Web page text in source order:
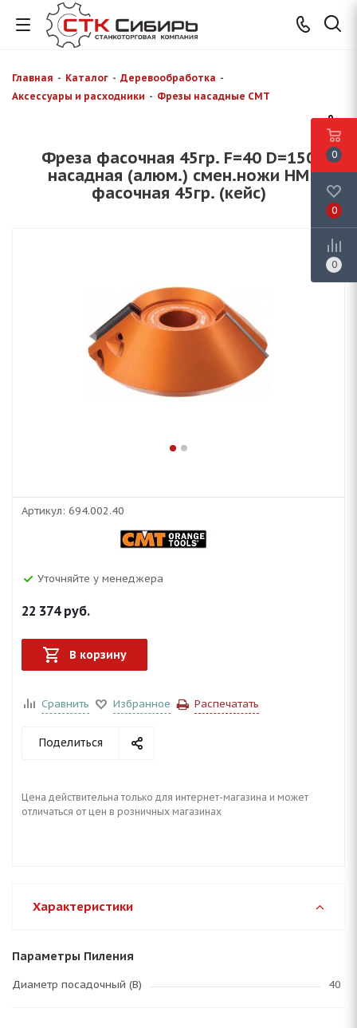
Главная - Каталог - Деревообработка -
Аксессуары и расходники - Фрезы насадные CMT
Фреза фасочная 45гр. F=40 D=150
насадная (алюм.) смен.ножи HM
фасочная 45гр. (кейс)
Артикул: 694.002.40
Уточняйте у менеджера
22 374руб.
В корзину
Сравнить Избранное Распечатать
Поделиться
Цена действительна только для интернет-магазина и может
отличаться от цен в розничных магазинах
Характеристики
Параметры Пиления
Диаметр посадочный (B) 40
0
0
0